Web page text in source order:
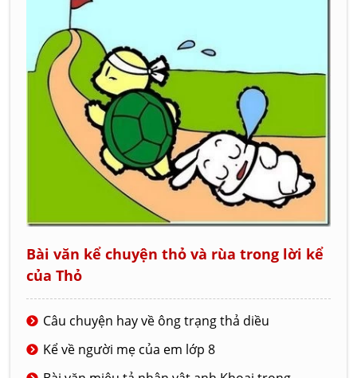
Bài văn kể chuyện thỏ và rùa trong lời kể
của Thỏ
Câu chuyện hay về ông trạng thả diều
Kể về người mẹ của em lớp 8